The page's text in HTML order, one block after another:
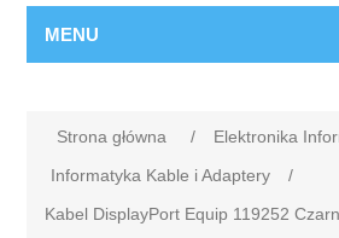
MENU
Strona główna / Elektronika
Informatyka Kable i Adaptery
/
Kabel DisplayPort Equip 119252